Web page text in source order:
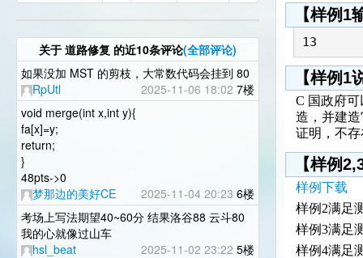
关于 道路修复 的近10条评论(全部评论)
如果没加 MST 的剪枝，大常数代码会挂到 80
RpUtl
2025-11-06 18:02 7楼
void merge(int x,int y){
fa[x]=y;
return;
}
48pts->0
梦那边的美好CE
2025-11-04 20:23 6楼
考场上写法期望40~60分 结果洛谷88 云斗80
我的心就像过山车
hsl_beat
2025-11-02 23:22 5楼
【样例1
13
【样例1
C 国政府
造，并建
证明，不
【样例
样例下载
样例2满足
样例3满足
样例4满足